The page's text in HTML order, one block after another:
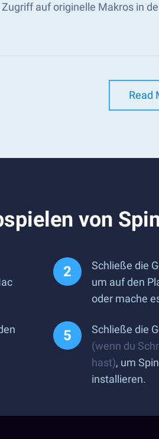
Zugriff auf originelle Makros in
Read
von
Schließe die
um auf den
oder mache
Schließe die
(wenn du
hast), um
installieren.